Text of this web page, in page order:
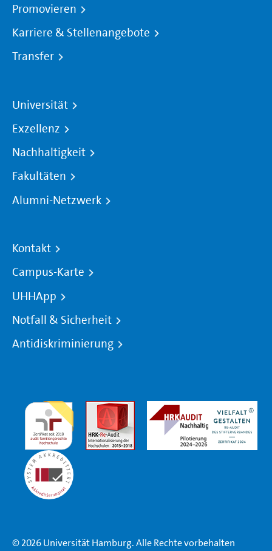
Promovieren
Karriere & Stellenangebote
Transfer
Universität
Exzellenz
Nachhaltigkeit
Fakultäten
Alumni-Netzwerk
Kontakt
Campus-Karte
UHHApp
Notfall & Sicherheit
Antidiskriminierung
© 2026 Universität Hamburg. Alle Rechte vorbehalten